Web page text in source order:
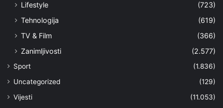
Lifestyle
(723)
Tehnologija
(619)
TV & Film
(366)
Zanimljivosti
(2.577)
Sport
(1.836)
Uncategorized
(129)
Vijesti
(11.053)